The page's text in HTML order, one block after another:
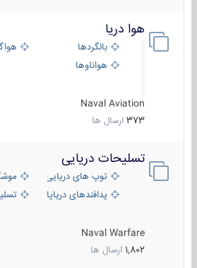
هوا دریا
بالگردها
هواناوها
Naval Aviation
373 ارسال ها
تسلیحات دریایی
توپ های دریایی
پدافندهای دریاپایه
Naval Warfare
1,802 ارسال ها